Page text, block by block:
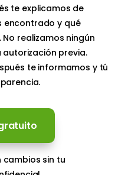
te explicamos de
encontrado y qué
realizamos ningún
previa.
te informamos y tú
cambios sin tu